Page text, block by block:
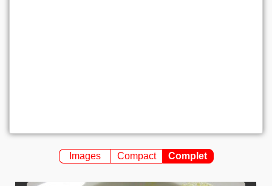
Images Compact Complet